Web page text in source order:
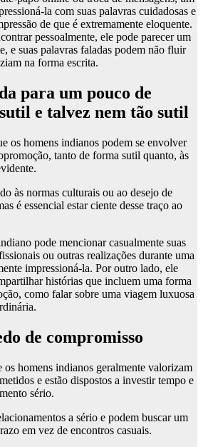
la com suas palavras cuidadosas e
de que é extremamente eloquente.
pessoalmente, ele pode parecer um
e suas palavras faladas podem não fluir
na forma escrita.
para um pouco de
e talvez nem tão sutil
os homens indianos podem se envolver
tanto de forma sutil quanto, às
às normas culturais ou ao desejo de
é essencial estar ciente desse traço ao
pode mencionar casualmente suas
ou outras realizações durante uma
impressioná-la. Por outro lado, ele
histórias que incluem uma forma
como falar sobre uma viagem luxuosa
de compromisso
os homens indianos geralmente valorizam
e estão dispostos a investir tempo e
sério.
a sério e podem buscar um
em vez de encontros casuais.